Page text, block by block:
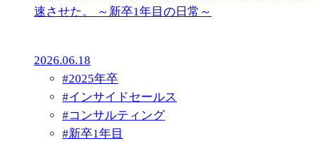
速させた。 ～新卒1年目の日常～
2026.06.18
#2025年卒
#インサイドセールス
#コンサルティング
#新卒1年目